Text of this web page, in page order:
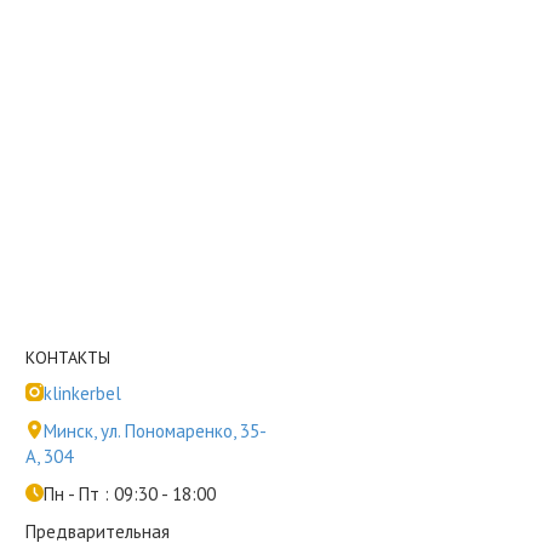
КОНТАКТЫ
klinkerbel
Минск, ул. Пономаренко, 35-
А, 304
Пн - Пт : 09:30 - 18:00
Предварительная